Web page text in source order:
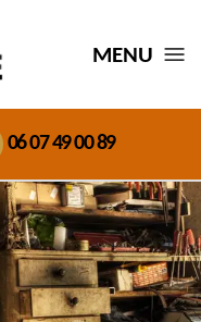
MENU
06 07 49 00 89